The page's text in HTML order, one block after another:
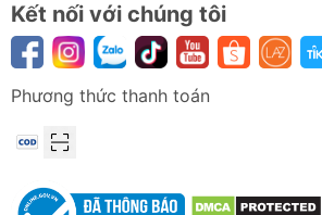
Kết nối với chúng tôi
Phương thức thanh toán